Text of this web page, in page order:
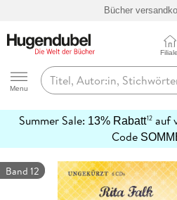
Bücher
Abholung in über
Hugendubel
Menu
Filiale
Summer Sale: 13% Rabatt12auf
Code
erfahren
Band 12